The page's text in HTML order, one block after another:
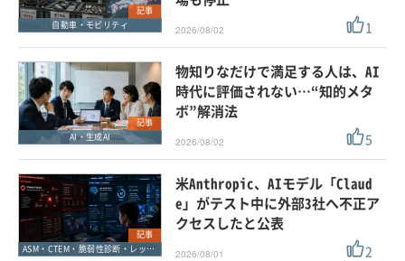
記事
自動車・モビリティ
2026/08/02 1
記事
AI・生成AI
物知りなだけで満足する人は、AI
時代に評価されない…“知的メタ
ボ”解消法
2026/08/02 5
記事
ASM・CTEM・脆弱性診断・レッドチーム
米Anthropic、AIモデル「Claud
e」がテスト中に外部3社へ不正ア
クセスしたと公表
2026/08/01 2